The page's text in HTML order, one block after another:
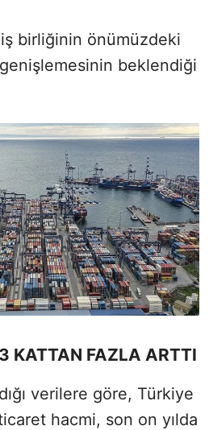
birliğinin önümüzdeki
beklendiği
KATTAN FAZLA ARTTI
verilere göre, Türkiye
hacmi, son on yılda